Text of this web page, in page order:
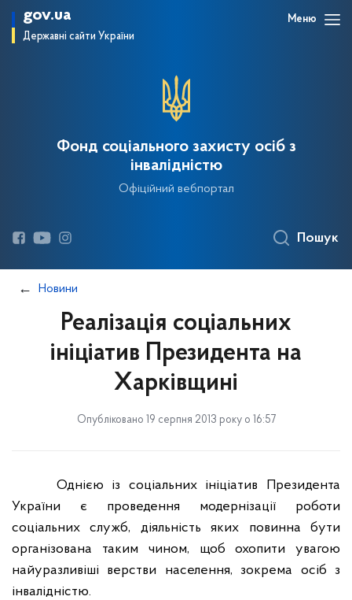
gov.ua
Державні сайти України
Меню
Фонд соціального захисту осіб з
інвалідністю
Офіційний вебпортал
Пошук
Новини
Реалізація соціальних
ініціатив Президента на
Харківщині
Опубліковано 19 серпня 2013 року о 16:57
Однією із соціальних ініціатив Президента
України є проведення модернізації роботи
соціальних служб, діяльність яких повинна бути
організована таким чином, щоб охопити увагою
найуразливіші верстви населення, зокрема осіб з
інвалідністю.